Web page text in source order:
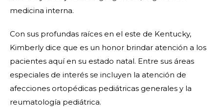
medicina interna.
Con sus profundas raíces en el este de Kentucky,
Kimberly dice que es un honor brindar atención a los
pacientes aquí en su estado natal. Entre sus áreas
especiales de interés se incluyen la atención de
afecciones ortopédicas pediátricas generales y la
reumatología pediátrica.